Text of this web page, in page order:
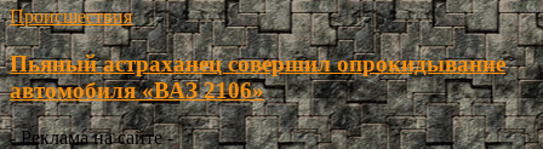
Происшествия
Пьяный астраханец совершил опрокидывание
автомобиля «ВАЗ 2106»
- Реклама на сайте -